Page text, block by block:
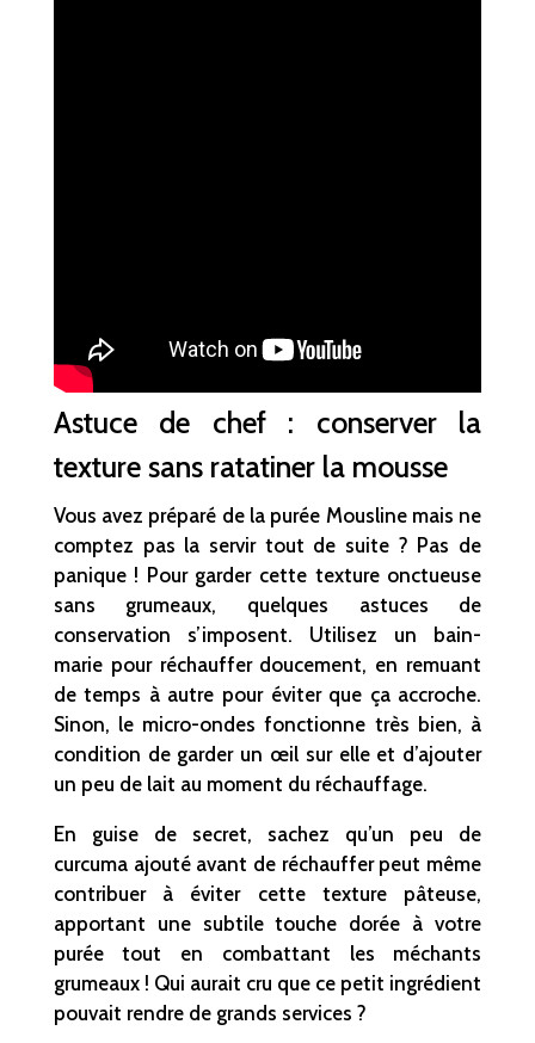
Astuce de chef : conserver la
texture sans ratatiner la mousse
Vous avez préparé de la purée Mousline mais ne
comptez pas la servir tout de suite ? Pas de
panique ! Pour garder cette texture onctueuse
sans grumeaux, quelques astuces de
conservation s’imposent. Utilisez un bain-
marie pour réchauffer doucement, en remuant
de temps à autre pour éviter que ça accroche.
Sinon, le micro-ondes fonctionne très bien, à
condition de garder un œil sur elle et d’ajouter
un peu de lait au moment du réchauffage.
En guise de secret, sachez qu’un peu de
curcuma ajouté avant de réchauffer peut même
contribuer à éviter cette texture pâteuse,
apportant une subtile touche dorée à votre
purée tout en combattant les méchants
grumeaux ! Qui aurait cru que ce petit ingrédient
pouvait rendre de grands services ?